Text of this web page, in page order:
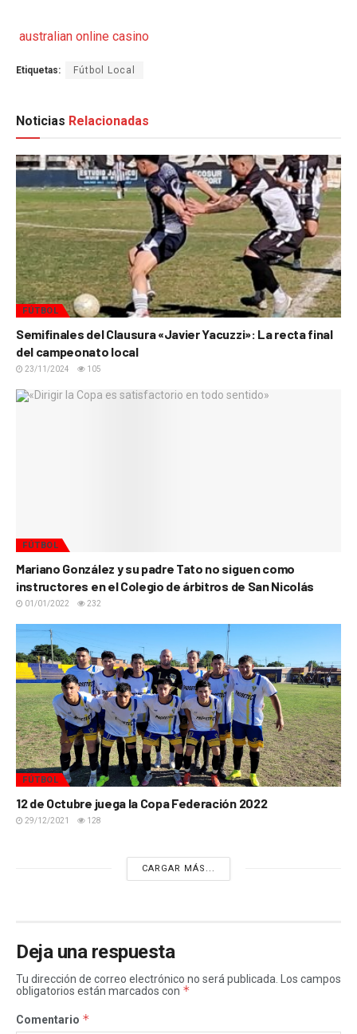
australian online casino
Etiquetas: Fútbol Local
Noticias Relacionadas
FÚTBOL
Semifinales del Clausura «Javier Yacuzzi»: La recta final
del campeonato local
23/11/2024 105
FÚTBOL
Mariano González y su padre Tato no siguen como
instructores en el Colegio de árbitros de San Nicolás
01/01/2022 232
FÚTBOL
12 de Octubre juega la Copa Federación 2022
29/12/2021 128
CARGAR MÁS...
Deja una respuesta
Tu dirección de correo electrónico no será publicada.
Los campos
obligatorios están marcados con *
Comentario *